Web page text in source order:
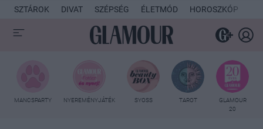
SZTÁROK DIVAT SZÉPSÉG ÉLETMÓD HOROSZKÓP
MANCSPARTY NYEREMÉNYJÁTÉK SYOSS TAROT
GLAMOUR
20